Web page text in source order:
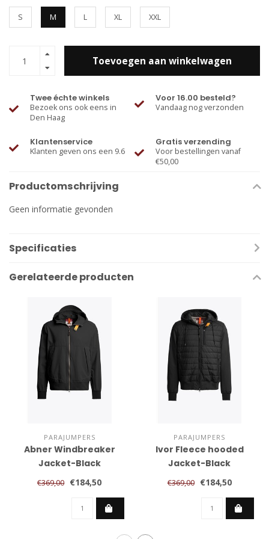
S M L XL XXL
Toevoegen aan winkelwagen
Twee échte winkels
Bezoek ons ook eens in
Den Haag
Voor 16.00 besteld?
Vandaag nog verzonden
Klantenservice
Klanten geven ons een 9.6
Gratis verzending
Voor bestellingen vanaf
€50,00
Productomschrijving
Geen informatie gevonden
Specificaties
Gerelateerde producten
PARAJUMPERS
Abner Windbreaker
Jacket-Black
€369,00 €184,50
PARAJUMPERS
Ivor Fleece hooded
Jacket-Black
€369,00 €184,50